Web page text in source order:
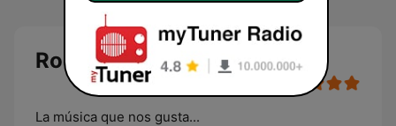
Rock Español Radio
La música que nos gusta...